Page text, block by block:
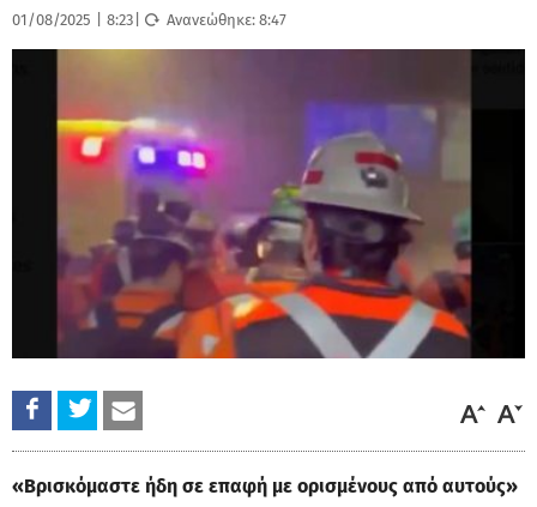
01/08/2025 8:23 Ανανεώθηκε:8:47
«Βρισκόμαστε ήδη σε επαφή με ορισμένους από αυτούς»